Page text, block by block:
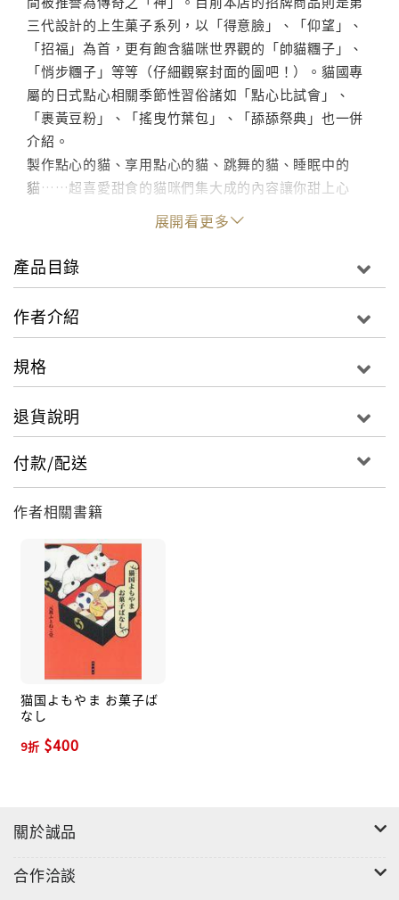
三代設計的上生菓子系列，以「得意臉」、「仰望」、
「招福」為首，更有飽含貓咪世界觀的「帥貓糰子」、
「悄步糰子」等等（仔細觀察封面的圖吧！）。貓國專
屬的日式點心相關季節性習俗諸如「點心比試會」、
「裹黃豆粉」、「搖曳竹葉包」、「舔舔祭典」也一併
介紹。
製作點心的貓、享用點心的貓、跳舞的貓、睡眠中的
貓……超喜愛甜食的貓咪們集大成的內容讓你甜上心
「可愛到讓人忍不住想咬一口貓咪與點心的故事。老頭
子我也好想嚐嚐貓國堂的點心呢～」
喵》作者／貓蒔（Ms-Work）
店我非去不可！」
「滿滿都是符合美學的貓咪和看起來好吃極了的貓咪和
菓子，實在太令人開心啦！」
－－日本亞馬遜書店讀者／?口友紀枝
©Gansofutonekodo 2017
展開看更多
產品目錄
作者介紹
規格
退貨說明
付款/配送
作者相關書籍
猫国よもやま お菓子ば
なし
9折 $400
關於誠品
合作洽談